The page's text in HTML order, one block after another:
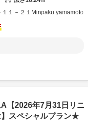
１－２１ Minpaku yamamoto
A【2026年7月31日リニ
】スペシャルプラン★